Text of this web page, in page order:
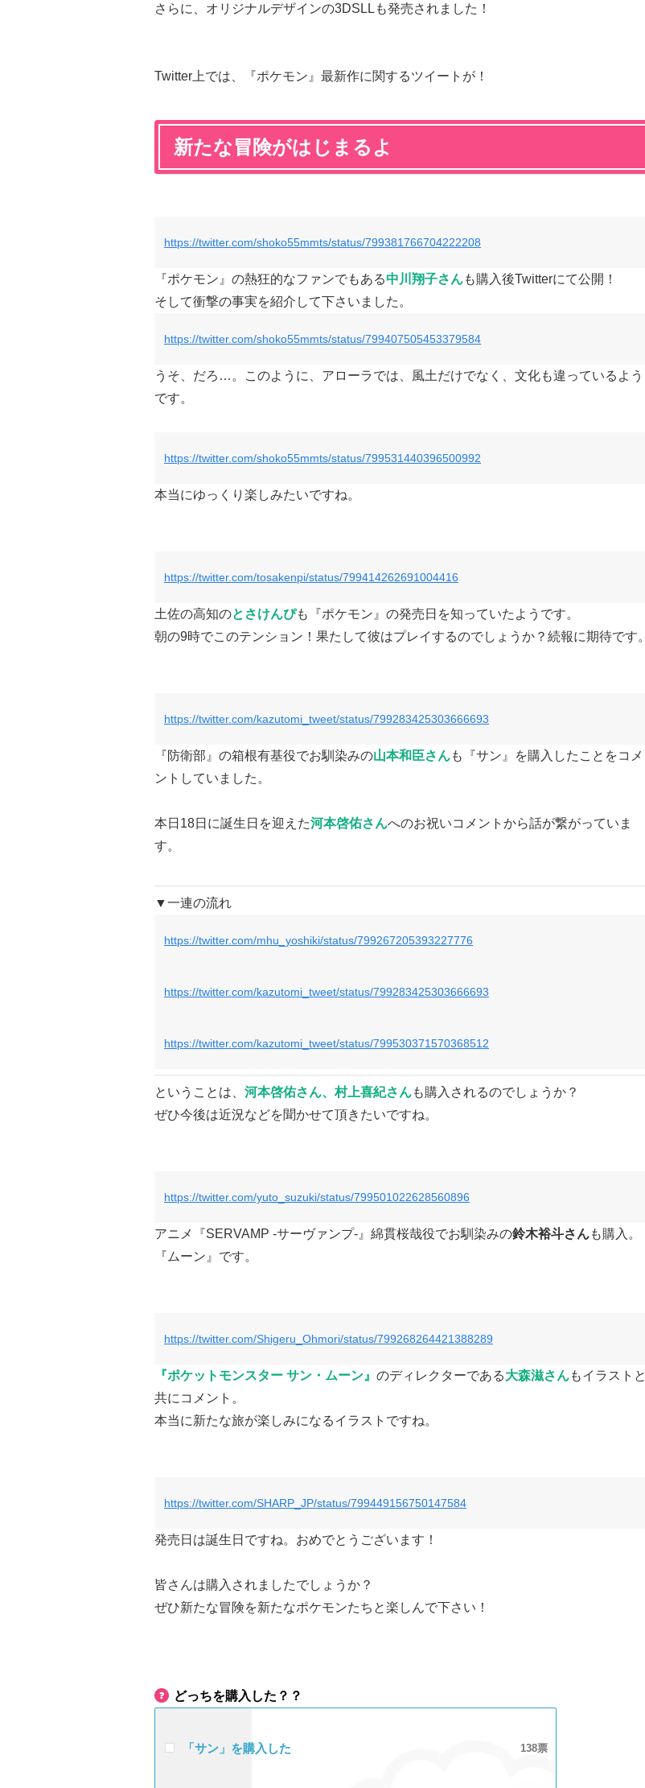
さらに、オリジナルデザインの3DSLLも発売されました！
Twitter上では、『ポケモン』最新作に関するツイートが！
新たな冒険がはじまるよ
https://twitter.com/shoko55mmts/status/799381766704222208
『ポケモン』の熱狂的なファンでもある中川翔子さんも購入後Twitterにて公開！
そして衝撃の事実を紹介して下さいました。
https://twitter.com/shoko55mmts/status/799407505453379584
うそ、だろ…。このように、アローラでは、風土だけでなく、文化も違っているよう
です。
https://twitter.com/shoko55mmts/status/799531440396500992
本当にゆっくり楽しみたいですね。
https://twitter.com/tosakenpi/status/799414262691004416
土佐の高知のとさけんぴも『ポケモン』の発売日を知っていたようです。
朝の9時でこのテンション！果たして彼はプレイするのでしょうか？続報に期待です。
https://twitter.com/kazutomi_tweet/status/799283425303666693
『防衛部』の箱根有基役でお馴染みの山本和臣さんも『サン』を購入したことをコメ
ントしていました。
本日18日に誕生日を迎えた河本啓佑さんへのお祝いコメントから話が繋がっていま
す。
▼一連の流れ
https://twitter.com/mhu_yoshiki/status/799267205393227776
https://twitter.com/kazutomi_tweet/status/799283425303666693
https://twitter.com/kazutomi_tweet/status/799530371570368512
ということは、 河本啓佑さん、村上喜紀さんも購入されるのでしょうか？
ぜひ今後は近況などを聞かせて頂きたいですね。
https://twitter.com/yuto_suzuki/status/799501022628560896
アニメ『SERVAMP -サーヴァンプ-』綿貫桜哉役でお馴染みの鈴木裕斗さんも購入。
『ムーン』です。
https://twitter.com/Shigeru_Ohmori/status/799268264421388289
『ポケットモンスター サン・ムーン』 のディレクターである大森滋さんもイラストと
共にコメント。
本当に新たな旅が楽しみになるイラストですね。
https://twitter.com/SHARP_JP/status/799449156750147584
発売日は誕生日ですね。おめでとうございます！
皆さんは購入されましたでしょうか？
ぜひ新たな冒険を新たなポケモンたちと楽しんで下さい！
どっちを購入した？？
「サン」を購入した 138